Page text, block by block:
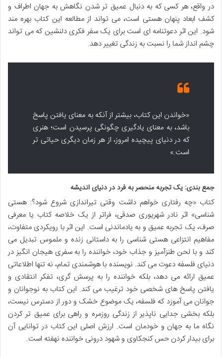
در واقع، هر کسی که به دنبال عمیق تر شدن نگاهش به جهان اطراف و
کشف ابعاد پنهان هستی است، می تواند از مطالعه این کتاب بهره مند
شود. این اثر دعوتنامه ای است برای یک سفر فکری دلنشین که می تواند
چشم انداز شما را نسبت به زندگی تغییر دهد.
«خواندن این کتاب، بیشتر از آنکه به معنای یافتن پاسخ
باشد، به معنای یادگیری چگونگی پرسیدن است؛ هنری
که در دنیای پیچیده امروز، از هر زمان دیگری حیاتی تر
است.»
جمع بندی: یک تجربه منحصر به فرد در دنیای اندیشه
کتاب «چه رفتاری خواهم داشت وقتی تیراندازی شروع شود؟: هستی
شناسی» اثر نادر شهریوری صدقی، فراتر از یک خلاصه کتاب یا معرفی
صرف، یک تجربه عمیق و به یادماندنی است. این اثر با رویکردی متفاوت،
مفاهیم انتزاعی هستی شناسی را به داستانی زنده و ملموس تبدیل می
کند و با لحن طنزآمیز و جذاب خود، خواننده را به سفری هیجان انگیز در
دنیای فلسفه دعوت می کند. نویسنده با هوشمندی تمام، نه تنها اطلاعاتی
عمیق ارائه می دهد، بلکه خواننده را به پرسش گری، تفکر انتقادی و
یافتن پاسخ های شخصی خود ترغیب می کند. این کتاب به نوجوانان و
جوانان می آموزد که فلسفه، یک موضوع خشک و دور از دسترس نیست،
بلکه بخشی جدایی ناپذیر از زندگی روزمره و راهی برای عمیق تر کردن
نگاه ما به جهان و خودمان است. ارزش اصلی این کتاب در توانایی آن
برای بیدار کردن حس کنجکاوی و شهود درونی خواننده نهفته است.